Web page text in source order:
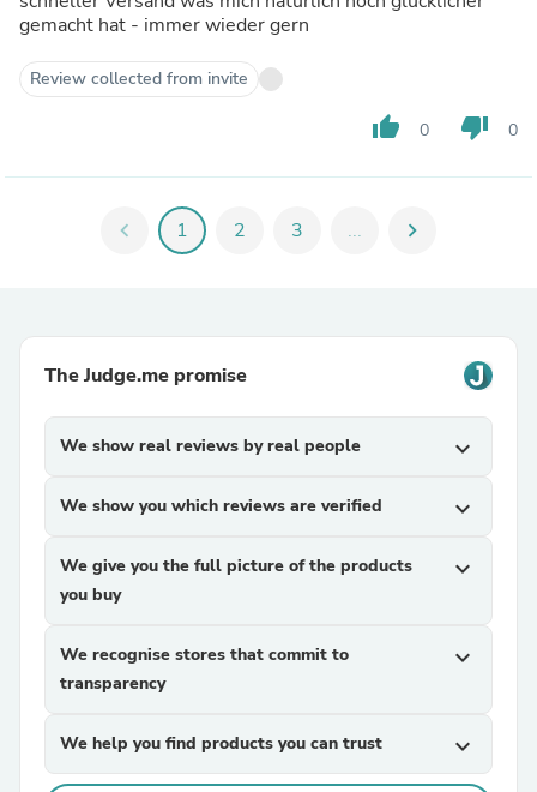
gemacht hat - immer wieder gern
Review collected from invite
thumb_up 0 thumb_down 0
chevron_left 1 2 3 ... chevron_right
The Judge.me promise
We show real reviews by real people expand_more
We show you which reviews are verified expand_more
We give you the full picture of the products
you buy
expand_more
We recognise stores that commit to
transparency
expand_more
We help you find products you can trust expand_more